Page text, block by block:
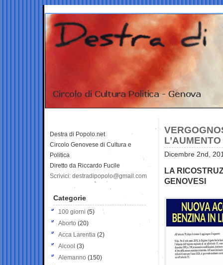
Dicembre 2nd,
LA
GENOVESI
Destra di Popolo.net
Circolo Genovese di Cultura e
Politica
Diretto da Riccardo Fucile
Scrivici: destradipopolo@gmail.com
Categorie
100 giorni (5)
Aborto (20)
Acca Larentia (2)
Alcool (3)
Alemanno (150)